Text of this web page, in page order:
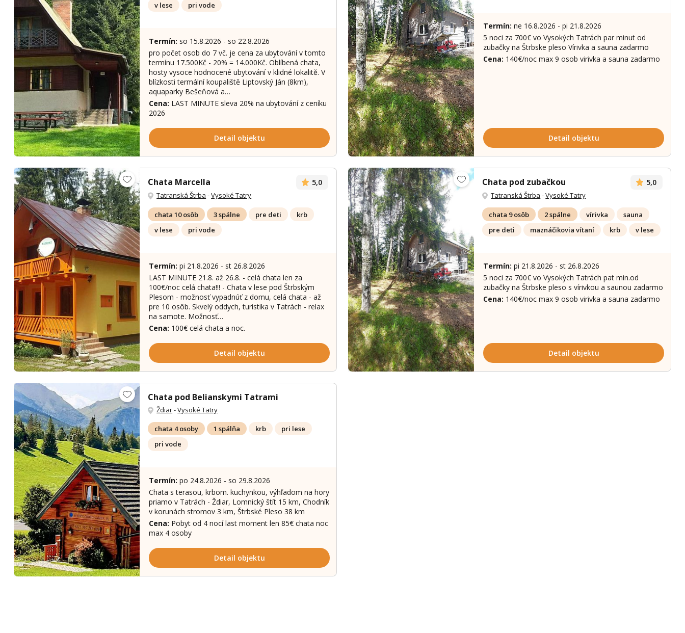
Zobrazit dalších 22 fotek
v lese
pri vode
Termín: so 15.8.2026 - so 22.8.2026
pro počet osob do 7 vč. je cena za ubytování v tomto
termínu 17.500Kč - 20% = 14.000Kč. Oblíbená chata,
hosty vysoce hodnocené ubytování v klidné lokalitě. V
blízkosti termální koupaliště Liptovský Ján (8km),
aquaparky Bešeňová a…
Cena: LAST MINUTE sleva 20% na ubytování z ceníku
2026
Detail objektu
Termín: ne 16.8.2026 - pi 21.8.2026
5 noci za 700€ vo Vysokých Tatrách par minut od
zubačky na Štrbske pleso Vírivka a sauna zadarmo
Cena: 140€/noc max 9 osob virivka a sauna zadarmo
Detail objektu
Zobrazit dalších 46 fotek
Chata Marcella 5,0
Tatranská Štrba -Vysoké Tatry
chata 10 osôb 3 spálne pre deti
krb
v lese
pri vode
Termín: pi 21.8.2026 - st 26.8.2026
LAST MINUTE 21.8. až 26.8. - celá chata len za
100€/noc celá chata!!! - Chata v lese pod Štrbským
Plesom - možnosť vypadnúť z domu, celá chata - až
pre 10 osôb. Skvelý oddych, turistika v Tatrách - relax
na samote. Možnosť…
Cena: 100€ celá chata a noc.
Detail objektu
Chata pod zubačkou 5,0
Tatranská Štrba -Vysoké Tatry
chata 9 osôb 2 spálne vírivka
sauna
pre deti
maznáčikovia vítaní krb v lese
Termín: pi 21.8.2026 - st 26.8.2026
5 noci za 700€ vo Vysokých Tatrách pat min.od
zubačky na Štrbske pleso s vírivkou a saunou zadarmo
Cena: 140€/noc max 9 osob virivka a sauna zadarmo
Detail objektu
Chata pod Belianskymi Tatrami
Ždiar-Vysoké Tatry
chata 4 osoby 1 spálňa krb
pri lese
pri vode
Termín: po 24.8.2026 - so 29.8.2026
Chata s terasou, krbom. kuchynkou, výhľadom na hory
priamo v Tatrách - Ždiar, Lomnický štít 15 km, Chodník
v korunách stromov 3 km, Štrbské Pleso 38 km
Cena: Pobyt od 4 nocí last moment len 85€ chata noc
max 4 osoby
Detail objektu